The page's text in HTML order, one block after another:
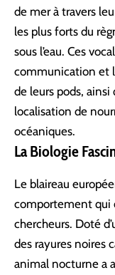
de mer à travers
les plus forts du
sous l’eau. Ces
communication et
de leurs pods,
localisation de
océaniques.
La Biologie
Le blaireau
comportement qui
chercheurs. Doté
des rayures noires
animal nocturne a